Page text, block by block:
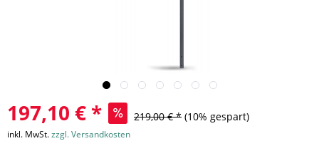
197,10 € * 219,00 € * (10% gespart)
inkl. MwSt.zzgl. Versandkosten